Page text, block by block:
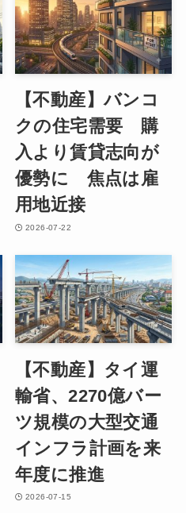
【不動産】バンコ
クの住宅需要 購
入より賃貸志向が
優勢に 焦点は雇
用地近接
2026-07-22
【不動産】タイ運
輸省、2270億バー
ツ規模の大型交通
インフラ計画を来
年度に推進
2026-07-15